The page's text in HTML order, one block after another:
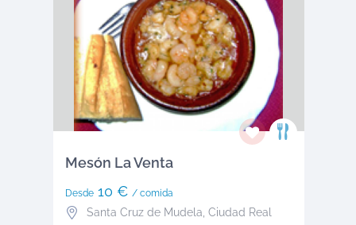
Mesón La Venta
Desde10 € / comida
Santa Cruz de Mudela Ciudad Real